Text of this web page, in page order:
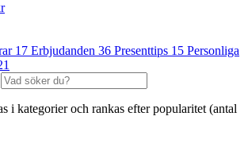
17 Erbjudanden 36 Presenttips 15 Personliga
i kategorier och rankas efter popularitet (antal